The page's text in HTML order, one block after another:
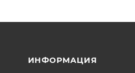
ИНФОРМАЦИЯ